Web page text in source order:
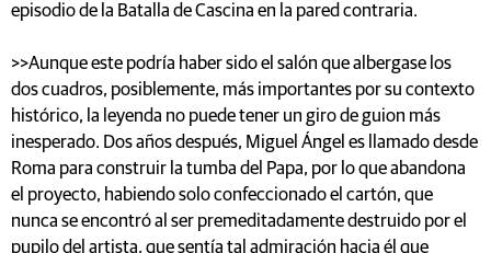
episodio de la Batalla de Cascina en la pared contraria.
>>Aunque este podría haber sido el salón que albergase los
dos cuadros, posiblemente, más importantes por su contexto
histórico, la leyenda no puede tener un giro de guion más
inesperado. Dos años después, Miguel Ángel es llamado desde
Roma para construir la tumba del Papa, por lo que abandona
el proyecto, habiendo solo confeccionado el cartón, que
nunca se encontró al ser premeditadamente destruido por el
pupilo del artista, que sentía tal admiración hacia él que